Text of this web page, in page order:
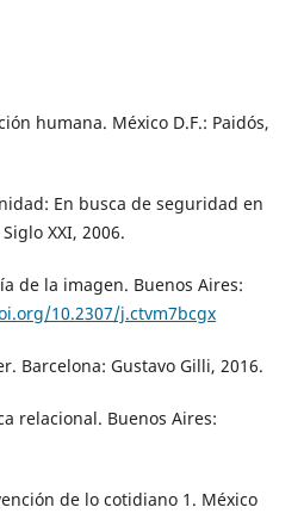
humana. México D.F.: Paidós,
En busca de seguridad en
XXI, 2006.
de la imagen. Buenos Aires:
10.2307/j.ctvm7bcgx
Barcelona: Gustavo Gilli, 2016.
relacional. Buenos Aires:
de lo cotidiano 1. México